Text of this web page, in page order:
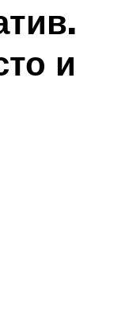
и